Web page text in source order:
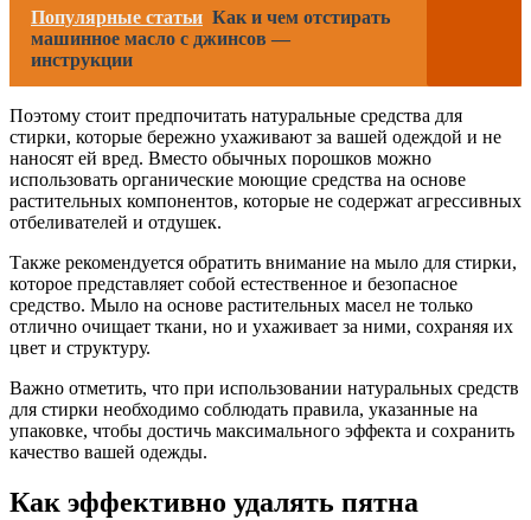
Популярные статьи Как и чем отстирать
машинное масло с джинсов —
инструкции
Поэтому стоит предпочитать натуральные средства для
стирки, которые бережно ухаживают за вашей одеждой и не
наносят ей вред. Вместо обычных порошков можно
использовать органические моющие средства на основе
растительных компонентов, которые не содержат агрессивных
отбеливателей и отдушек.
Также рекомендуется обратить внимание на мыло для стирки,
которое представляет собой естественное и безопасное
средство. Мыло на основе растительных масел не только
отлично очищает ткани, но и ухаживает за ними, сохраняя их
цвет и структуру.
Важно отметить, что при использовании натуральных средств
для стирки необходимо соблюдать правила, указанные на
упаковке, чтобы достичь максимального эффекта и сохранить
качество вашей одежды.
Как эффективно удалять пятна